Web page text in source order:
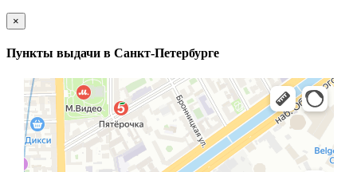
×
Пункты выдачи в Санкт-Петербурге